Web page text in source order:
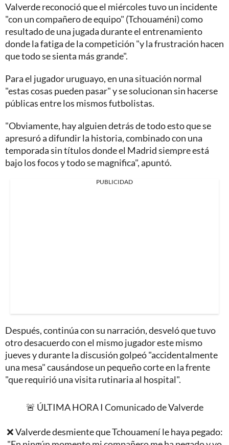
Valverde reconoció que el miércoles tuvo un incidente
"con un compañero de equipo" (Tchouaméni) como
resultado de una jugada durante el entrenamiento
donde la fatiga de la competición "y la frustración hacen
que todo se sienta más grande".
Para el jugador uruguayo, en una situación normal
"estas cosas pueden pasar" y se solucionan sin hacerse
públicas entre los mismos futbolistas.
"Obviamente, hay alguien detrás de todo esto que se
apresuró a difundir la historia, combinado con una
temporada sin títulos donde el Madrid siempre está
bajo los focos y todo se magnifica", apuntó.
PUBLICIDAD
Después, continúa con su narración, desveló que tuvo
otro desacuerdo con el mismo jugador este mismo
jueves y durante la discusión golpeó "accidentalmente
una mesa" causándose un pequeño corte en la frente
"que requirió una visita rutinaria al hospital".
🚨 ÚLTIMA HORA I Comunicado de Valverde
❌ Valverde desmiente que Tchouamení le haya pegado: